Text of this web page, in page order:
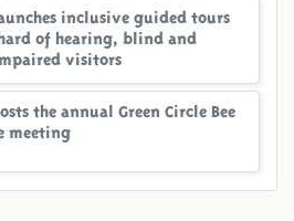
inclusive guided tours
of hearing, blind and
visitors
the annual Green Circle Bee
meeting